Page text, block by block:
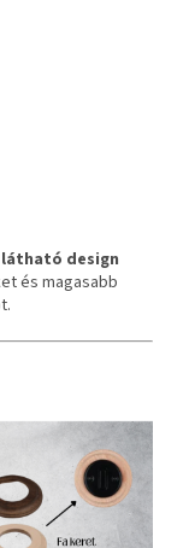
látható design
és magasabb